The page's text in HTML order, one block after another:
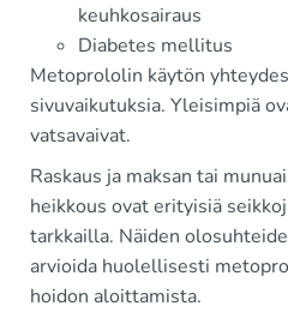
keuhkosairaus
Diabetes mellitus
Metoprololin käytön
sivuvaikutuksia. Yleisimpiä
vatsavaivat.
Raskaus ja maksan tai
heikkous ovat erityisiä
tarkkailla. Näiden
arvioida huolellisesti
hoidon aloittamista.